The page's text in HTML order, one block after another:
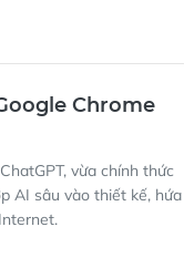
Chrome
vừa chính thức
AI sâu vào thiết kế, hứa